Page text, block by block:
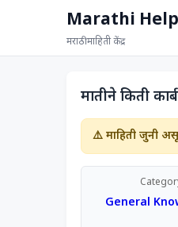
Marathi Help
मराठी माहिती केंद्र
मातीने किती
⚠️ माहिती जुनी
General